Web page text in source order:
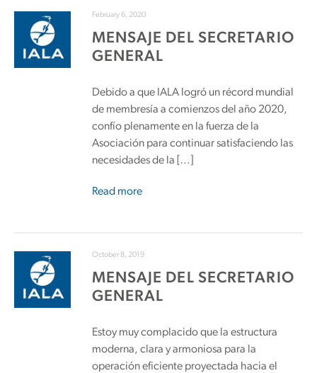
February 6, 2020
MENSAJE DEL SECRETARIO
GENERAL
Debido a que IALA logró un récord mundial
de membresía a comienzos del año 2020,
confío plenamente en la fuerza de la
Asociación para continuar satisfaciendo las
necesidades de la […]
Read more
October 8, 2019
MENSAJE DEL SECRETARIO
GENERAL
Estoy muy complacido que la estructura
moderna, clara y armoniosa para la
operación eficiente proyectada hacia el